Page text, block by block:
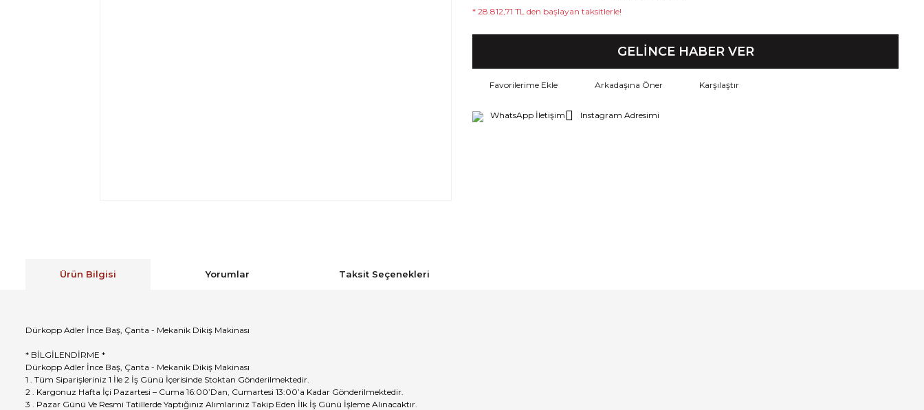
* 28.812,71 TL den başlayan taksitlerle!
GELİNCE HABER VER
Arkadaşına Öner Karşılaştır
WhatsApp İletişim Instagram Adresimi
Ürün Bilgisi Yorumlar Taksit Seçenekleri
Dürkopp Adler İnce Baş, Çanta - Mekanik Dikiş Makinası
* BİLGİLENDİRME *
Dürkopp Adler İnce Baş, Çanta - Mekanik Dikiş Makinası
1 . Tüm Siparişleriniz 1 İle 2 İş Günü İçerisinde Stoktan Gönderilmektedir.
2 . Kargonuz Hafta İçi Pazartesi – Cuma 16:00’Dan, Cumartesi 13:00’a Kadar Gönderilmektedir.
3 . Pazar Günü Ve Resmi Tatillerde Yaptığınız Alımlarınız Takip Eden İlk İş Günü İşleme Alınacaktır.